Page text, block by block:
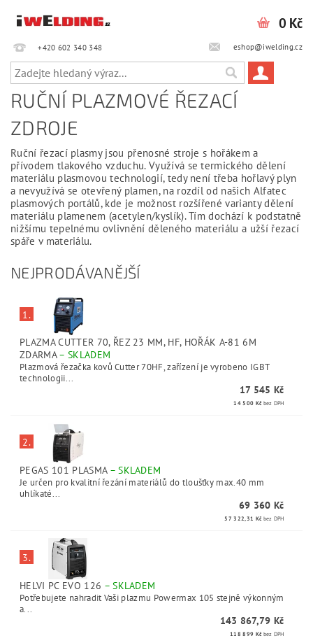
+420 602 340 348‎‎ eshop@iwelding.cz
0 Kč
RUČNÍ PLAZMOVÉ ŘEZACÍ
ZDROJE
Ruční řezací plasmy jsou přenosné stroje s hořákem a
přívodem tlakového vzduchu. Využívá se termického dělení
materiálu plasmovou technologií, tedy není třeba hořlavý plyn
a nevyužívá se otevřený plamen, na rozdíl od našich Alfatec
plasmových portálů, kde je možnost rozšířené varianty dělení
materiálu plamenem (acetylen/kyslík). Tím dochází k podstatně
nižšímu tepelnému ovlivnění děleného materiálu a užší řezací
spáře v materiálu.
NEJPRODÁVANĚJŠÍ
1.
PLAZMA CUTTER 70, ŘEZ 23 MM, HF, HOŘÁK A-81 6M
ZDARMA–SKLADEM
Plazmová řezačka kovů Cutter 70HF, zařízení je vyrobeno IGBT
technologii...
17 545 Kč
14 500 Kč bez DPH
2.
PEGAS 101 PLASMA –SKLADEM
Je určen pro kvalitní řezání materiálů do tloušťky max.40 mm
uhlíkaté...
69 360 Kč
57 322,31 Kč bez DPH
3.
HELVI PC EVO 126 –SKLADEM
Potřebujete nahradit Vaši plazmu Powermax 105 stejně výkonným
a...
143 867,79 Kč
118 899 Kč bez DPH